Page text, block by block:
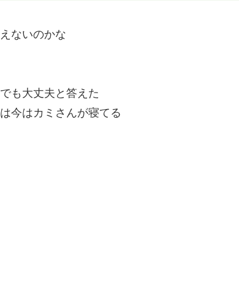
ないのかな
も大丈夫と答えた
今はカミさんが寝てる